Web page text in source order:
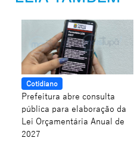
Cotidiano
Prefeitura abre consulta
pública para elaboração da
Lei Orçamentária Anual de
2027